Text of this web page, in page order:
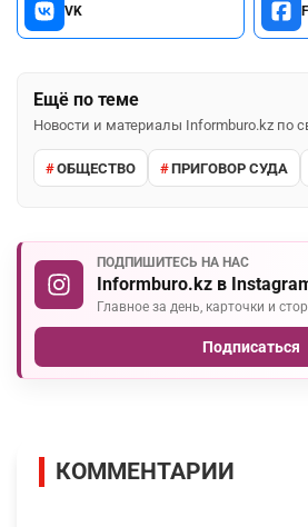
VK
Ещё по теме
Новости и материалы Informburo.kz по
ОБЩЕСТВО ПРИГОВОР СУДА
ПОДПИШИТЕСЬ НА НАС
Informburo.kz в
Главное за день, карточки и
Подписаться
КОММЕНТАРИИ